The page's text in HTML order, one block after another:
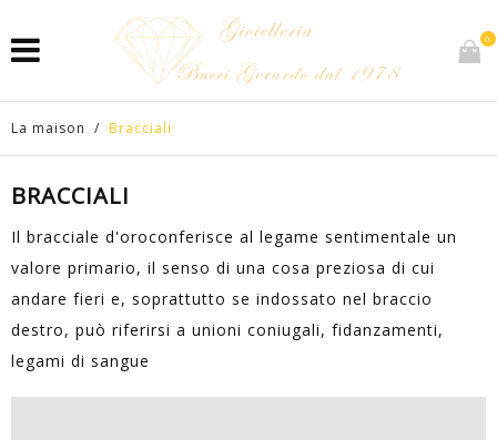
0
La maison / Bracciali
BRACCIALI
Il bracciale d'oroconferisce al legame sentimentale un
valore primario, il senso di una cosa preziosa di cui
andare fieri e, soprattutto se indossato nel braccio
destro, può riferirsi a unioni coniugali, fidanzamenti,
legami di sangue